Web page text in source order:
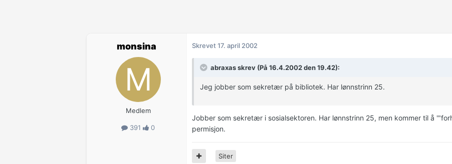
monsina
Medlem
391 0
Skrevet17. april 2002
abraxas skrev (På 16.4.2002 den 19.42):
Jeg jobber som sekretær på bibliotek. Har lønnstrinn 25.
Jobber som sekretær i sosialsektoren. Har lønnstrinn 25, men kommer til å
permisjon.
Siter